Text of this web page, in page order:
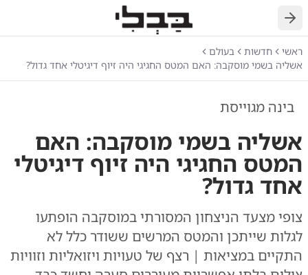
חזרה
ראשי חדשות
בעולם
אשליה בשמי מוסקבה: האם המטס החגיגי היה זיוף דיגיטלי אחד גדול?
בינה מגוייסת
אשליה בשמי מוסקבה: האם
המטס החגיגי היה זיוף דיגיטלי
אחד גדול?
צופי מצעד הניצחון המסורתי במוסקבה הופתעו
לגלות שייתכן והמטס המרשים ששודר כלל לא
התקיים במציאות | רצף של טעויות ויזואליות וזוויות